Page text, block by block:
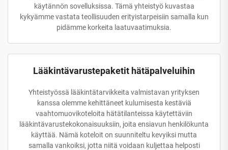
käytännön sovelluksissa. Tämä yhteistyö kuvastaa
kykyämme vastata teollisuuden erityistarpeisiin samalla kun
pidämme korkeita laatuvaatimuksia.
Lääkintävarustepaketit hätäpalveluihin
Yhteistyössä lääkintätarvikkeita valmistavan yrityksen
kanssa olemme kehittäneet kulumisesta kestäviä
vaahtomuovikoteloita hätätilanteissa käytettäviin
lääkintävarustekokonaisuuksiin, joita ensiavun henkilökunta
käyttää. Nämä koteloit on suunniteltu kevyiksi mutta
samalla vankoiksi, jotta niitä voidaan kuljettaa helposti